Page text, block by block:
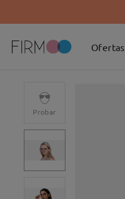
Ofertas
Probar